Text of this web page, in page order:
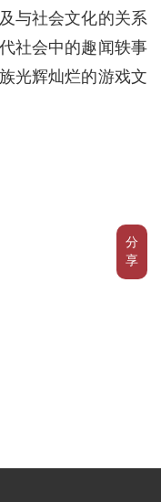
分
享
与社会文化的关系
社会中的趣闻轶事
光辉灿烂的游戏文